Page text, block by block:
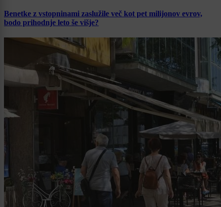
Benetke z vstopninami zaslužile več kot pet milijonov evrov,
bodo prihodnje leto še višje?